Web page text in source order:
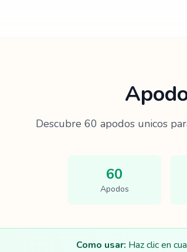
Descubre 60 apodos unicos
60
Apodos
Como usar: Haz clic en